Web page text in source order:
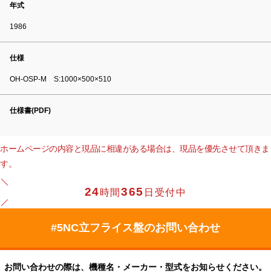
年式
1986
仕様
OH-OSP-M S:1000×500×510
仕様書(PDF)
ホームページの内容と現品に相違がある場合は、現品を優先させて頂きま
す。
24時間365 日受付中
お問い合わせの際は、機種名・メーカー・型式をお知らせください。